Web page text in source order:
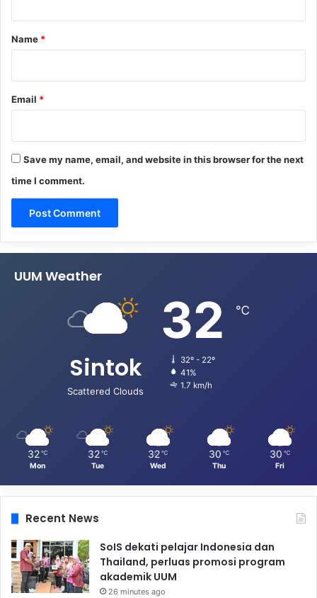
*
Name *
Email *
Save my name, email, and website in this browser for the next
time I comment.
UUM Weather
Sintok
Scattered Clouds
32 ℃
32º - 22º
41%
1.7 km/h
32 ℃
Mon
32 ℃
Tue
32 ℃
Wed
30 ℃
Thu
30 ℃
Fri
Recent News
SoIS dekati pelajar Indonesia dan
Thailand, perluas promosi program
akademik UUM
26 minutes ago